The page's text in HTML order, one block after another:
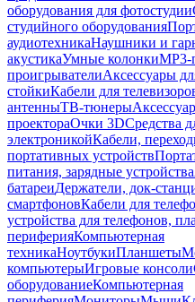
оборудования для фотостудии
студийного оборудования
аудиотехникаНаушники и
акустикаУмные колонкиMP3-
проигрывателиАксессуары
стойкиКабели для
антенныТВ-тюнеры
проектораОчки 3DСредства
электроникойКабели,
портативных устройств
питания, зарядные устройства
батареиДержатели, док-
смартфоновКабели для
устройства для телефонов,
периферияКомпьютерная
техникаНоутбукиПланшеты
компьютерыИгровые консоли
оборудованиеКомпьютерная